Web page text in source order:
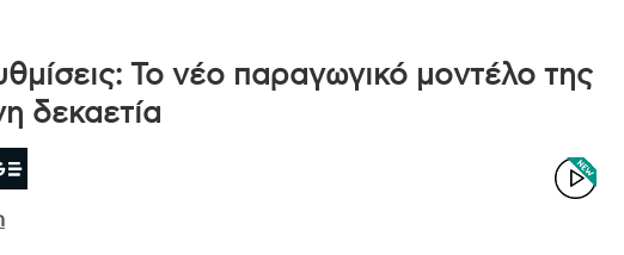
Το νέο παραγωγικό μοντέλο της
δεκαετία